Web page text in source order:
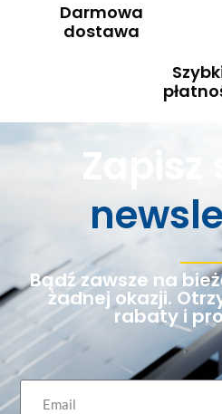
Darmowa
dostawa
Zapisz
Bądź zawsze na
żadnej okazji.
rabaty i